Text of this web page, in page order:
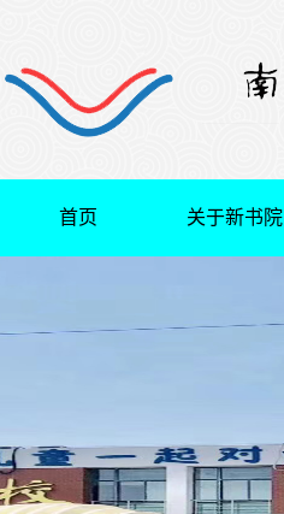
首页 关于新书院